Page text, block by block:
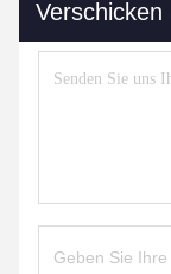
Verschicken